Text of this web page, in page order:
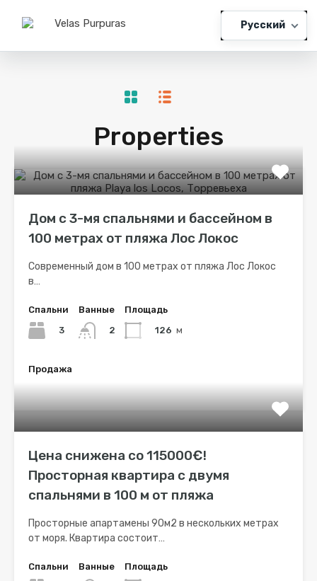
Русский
Properties
Дом с 3-мя спальнями и бассейном в
100 метрах от пляжа Лос Локос
Современный дом в 100 метрах от пляжа Лос Локос
в…
Спальни
3
Ванные
2
Площадь
126 м
Продажа
€350,000
Цена снижена со 115000€!
Просторная квартира с двумя
спальнями в 100 м от пляжа
Просторные апартамены 90м2 в нескольких метрах
от моря. Квартира состоит…
Спальни
Ванные
Площадь